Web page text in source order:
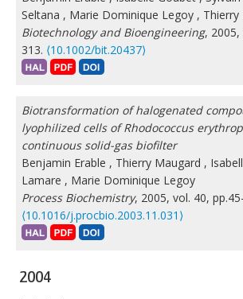
Seltana , Marie Dominique Legoy , Thierry
Biotechnology and Bioengineering, 2005,
313. ⟨10.1002/bit.20437⟩
Biotransformation of halogenated
lyophilized cells of Rhodococcus
continuous solid-gas biofilter
Benjamin Erable , Thierry Maugard ,
Lamare , Marie Dominique Legoy
Process Biochemistry, 2005, vol. 40,
⟨10.1016/j.procbio.2003.11.031⟩
2004